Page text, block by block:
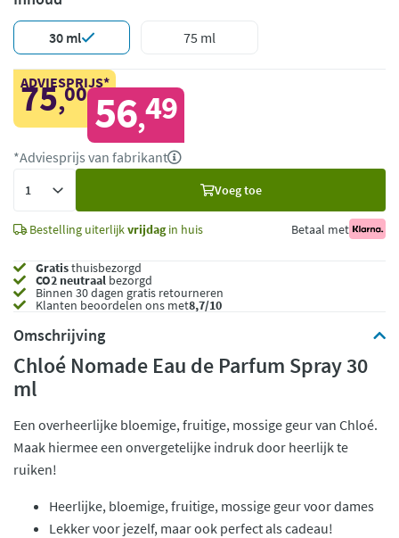
30 ml 75 ml
ADVIESPRIJS*
75,00 56,49
*Adviesprijs van fabrikant
Voeg toe
Bestelling uiterlijkvrijdagin huis Betaal met
Gratisthuisbezorgd
CO2 neutraal bezorgd
Binnen 30 dagen gratis retourneren
Klanten beoordelen ons met8,7/10
Omschrijving
Chloé Nomade Eau de Parfum Spray 30
ml
Een overheerlijke bloemige, fruitige, mossige geur van Chloé.
Maak hiermee een onvergetelijke indruk door heerlijk te
ruiken!
Heerlijke, bloemige, fruitige, mossige geur voor dames
Lekker voor jezelf, maar ook perfect als cadeau!